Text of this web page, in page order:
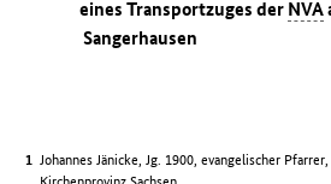
eines Transportzuges der NVA
Sangerhausen
Johannes Jänicke, Jg. 1900, evangelischer